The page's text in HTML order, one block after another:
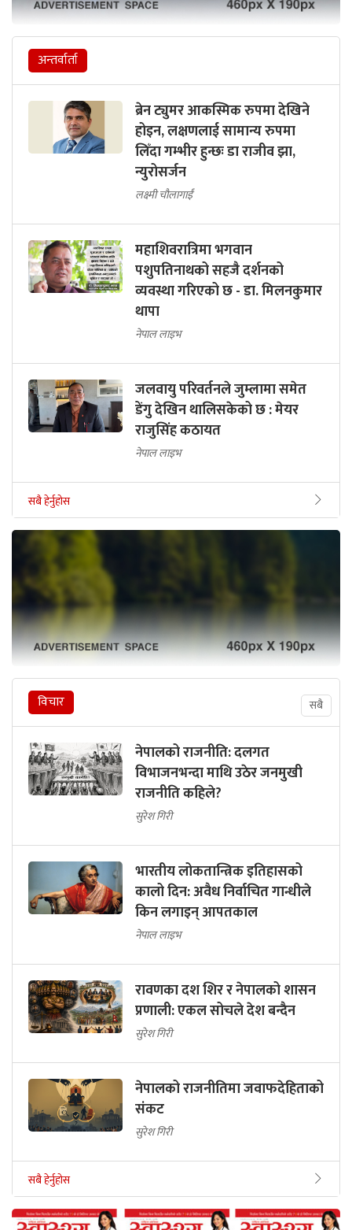
अन्तर्वार्ता
ब्रेन ट्युमर आकस्मिक रुपमा देखिने
होइन, लक्षणलाई सामान्य रुपमा
लिँदा गम्भीर हुन्छः डा राजीव झा,
न्युरोसर्जन
लक्ष्मी चौलागाईं
महाशिवरात्रिमा भगवान
पशुपतिनाथको सहजै दर्शनको
व्यवस्था गरिएको छ - डा. मिलनकुमार
थापा
नेपाल लाइभ
जलवायु परिवर्तनले जुम्लामा समेत
डेंगु देखिन थालिसकेको छ : मेयर
राजुसिंह कठायत
नेपाल लाइभ
सबै हेर्नुहोस
विचार सबै
नेपालको राजनीति: दलगत
विभाजनभन्दा माथि उठेर जनमुखी
राजनीति कहिले?
सुरेश गिरी
भारतीय लोकतान्त्रिक इतिहासको
कालो दिन: अवैध निर्वाचित गान्धीले
किन लगाइन् आपतकाल
नेपाल लाइभ
रावणका दश शिर र नेपालको शासन
प्रणाली: एकल सोचले देश बन्दैन
सुरेश गिरी
नेपालको राजनीतिमा जवाफदेहिताको
संकट
सुरेश गिरी
सबै हेर्नुहोस